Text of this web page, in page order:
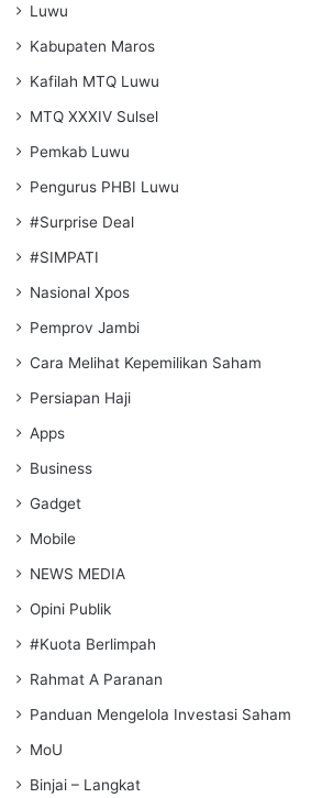
Luwu
Kabupaten Maros
Kafilah MTQ Luwu
MTQ XXXIV Sulsel
Pemkab Luwu
Pengurus PHBI Luwu
#Surprise Deal
#SIMPATI
Nasional Xpos
Pemprov Jambi
Cara Melihat Kepemilikan Saham
Persiapan Haji
Apps
Business
Gadget
Mobile
NEWS MEDIA
Opini Publik
#Kuota Berlimpah
Rahmat A Paranan
Panduan Mengelola Investasi Saham
MoU
Binjai – Langkat